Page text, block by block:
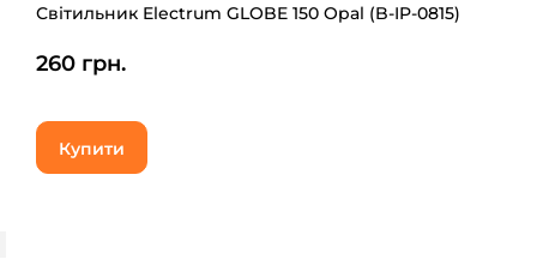
Світильник Electrum GLOBE 150 Opal (B-IP-0815)
260 грн.
Купити